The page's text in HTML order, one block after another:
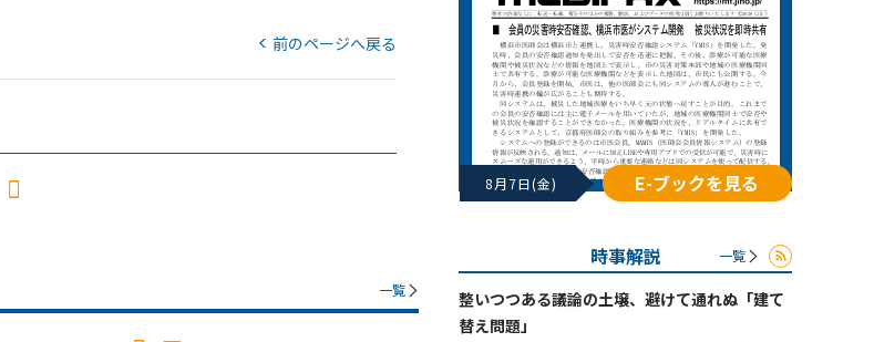
前のページへ戻る
一覧
8月7日(金) E-ブックを見る
時事解説 一覧
整いつつある議論の土壌、避けて通れぬ「建て
替え問題」